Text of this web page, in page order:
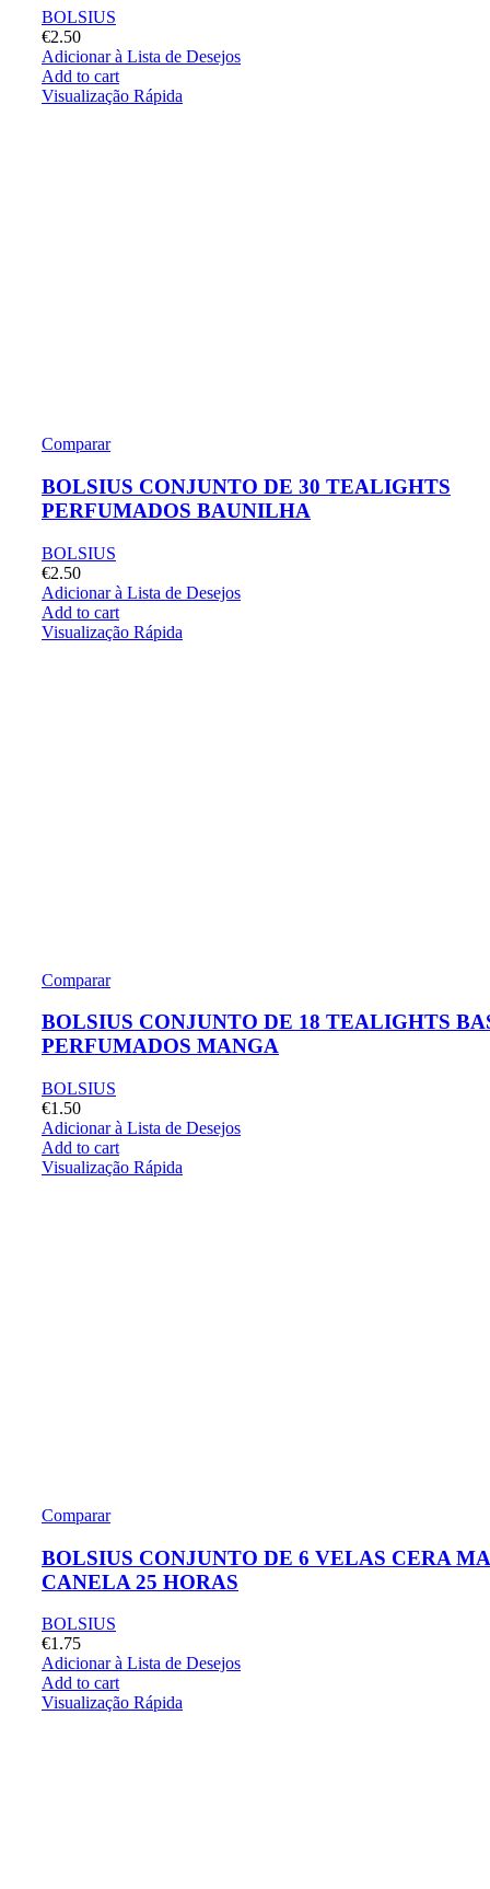
BOLSIUS
€2.50
Adicionar à Lista de Desejos
Add to cart
Visualização Rápida
Comparar
BOLSIUS CONJUNTO DE 30 TEALIGHTS
PERFUMADOS BAUNILHA
BOLSIUS
€2.50
Adicionar à Lista de Desejos
Add to cart
Visualização Rápida
Comparar
BOLSIUS CONJUNTO DE 18 TEALIGHTS
PERFUMADOS MANGA
BOLSIUS
€1.50
Adicionar à Lista de Desejos
Add to cart
Visualização Rápida
Comparar
BOLSIUS CONJUNTO DE 6 VELAS CERA
CANELA 25 HORAS
BOLSIUS
€1.75
Adicionar à Lista de Desejos
Add to cart
Visualização Rápida